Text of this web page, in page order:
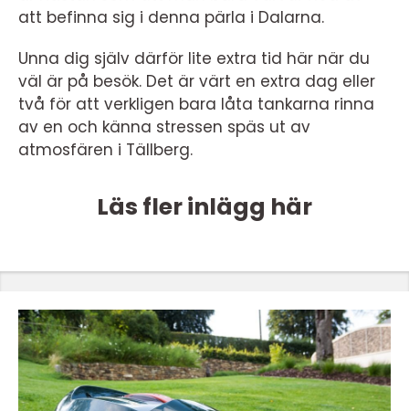
att befinna sig i denna pärla i Dalarna.
Unna dig själv därför lite extra tid här när du
väl är på besök. Det är värt en extra dag eller
två för att verkligen bara låta tankarna rinna
av en och känna stressen späs ut av
atmosfären i Tällberg.
Läs fler inlägg här